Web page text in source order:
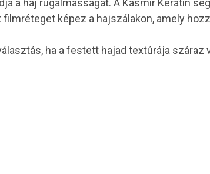
a haj rugalmasságát. A Kasmír Keratin
képez a hajszálakon, amely
ha a festett hajad textúrája száraz